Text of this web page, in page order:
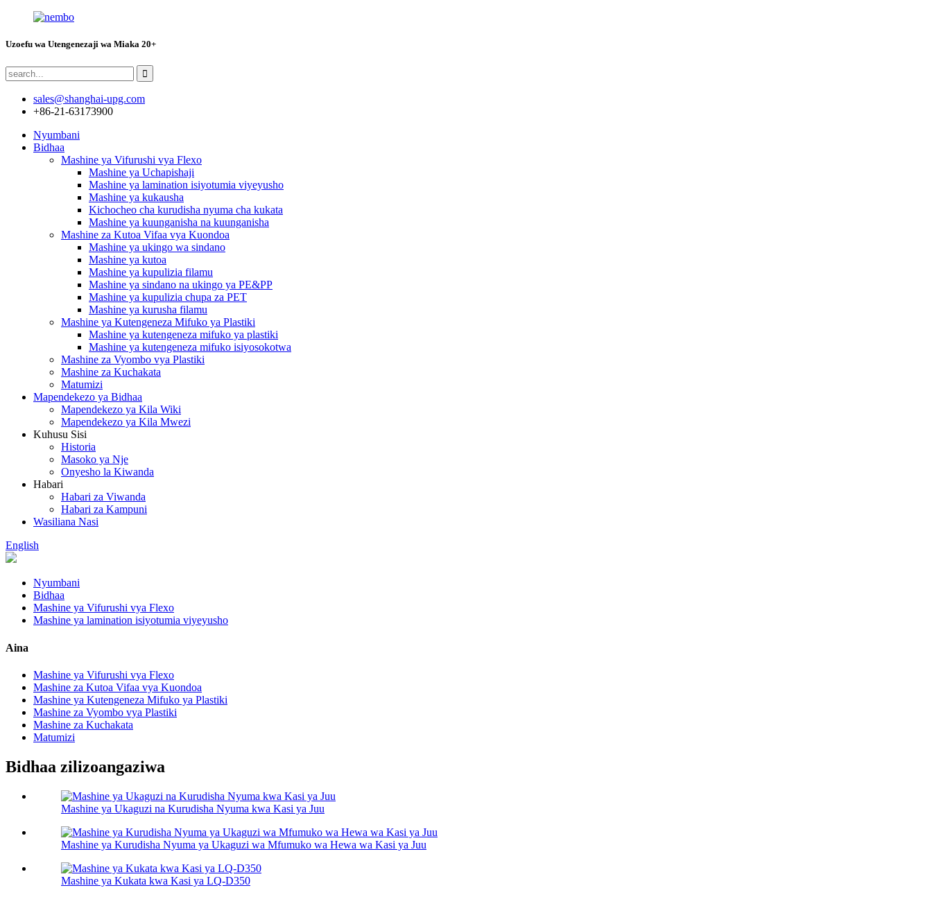
Uzoefu wa Utengenezaji wa Miaka 20+
sales@shanghai-upg.com
+86-21-63173900
Nyumbani
Bidhaa
Mashine ya Vifurushi vya Flexo
Mashine ya Uchapishaji
Mashine ya lamination isiyotumia viyeyusho
Mashine ya kukausha
Kichocheo cha kurudisha nyuma cha kukata
Mashine ya kuunganisha na kuunganisha
Mashine za Kutoa Vifaa vya Kuondoa
Mashine ya ukingo wa sindano
Mashine ya kutoa
Mashine ya kupulizia filamu
Mashine ya sindano na ukingo ya PE&PP
Mashine ya kupulizia chupa za PET
Mashine ya kurusha filamu
Mashine ya Kutengeneza Mifuko ya Plastiki
Mashine ya kutengeneza mifuko ya plastiki
Mashine ya kutengeneza mifuko isiyosokotwa
Mashine za Vyombo vya Plastiki
Mashine za Kuchakata
Matumizi
Mapendekezo ya Bidhaa
Mapendekezo ya Kila Wiki
Mapendekezo ya Kila Mwezi
Kuhusu Sisi
Historia
Masoko ya Nje
Onyesho la Kiwanda
Habari
Habari za Viwanda
Habari za Kampuni
Wasiliana Nasi
English
Nyumbani
Bidhaa
Mashine ya Vifurushi vya Flexo
Mashine ya lamination isiyotumia viyeyusho
Aina
Mashine ya Vifurushi vya Flexo
Mashine za Kutoa Vifaa vya Kuondoa
Mashine ya Kutengeneza Mifuko ya Plastiki
Mashine za Vyombo vya Plastiki
Mashine za Kuchakata
Matumizi
Bidhaa zilizoangaziwa
Mashine ya Ukaguzi na Kurudisha Nyuma kwa Kasi ya Juu
Mashine ya Kurudisha Nyuma ya Ukaguzi wa Mfumuko wa Hewa wa Kasi ya Juu
Mashine ya Kukata kwa Kasi ya LQ-D350